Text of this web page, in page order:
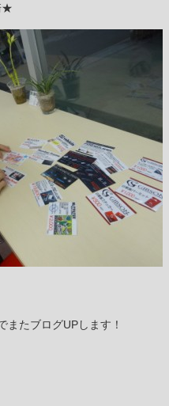
★
またブログUPします！